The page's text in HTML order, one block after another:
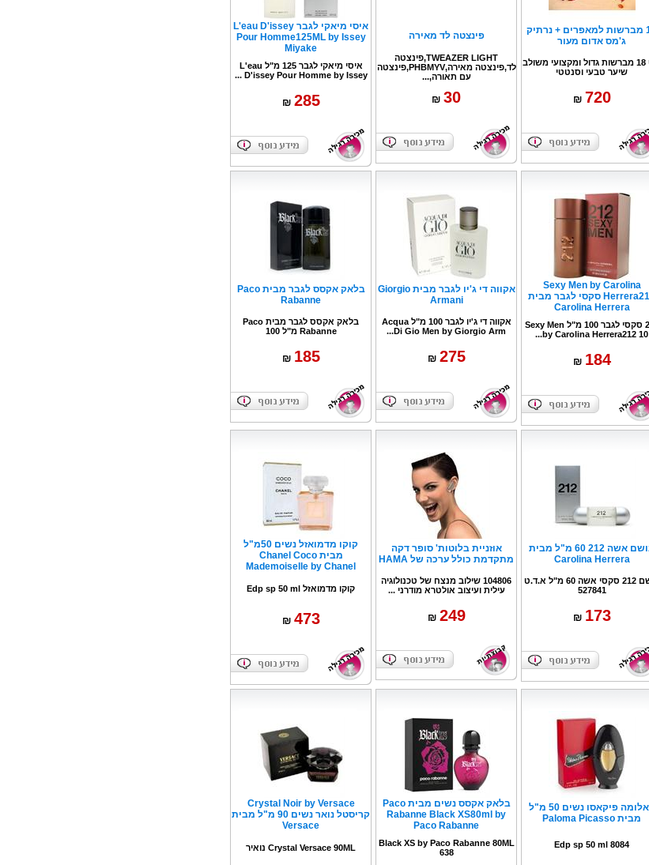
18 מברשות למאפרים + נרתיק
ג'מס אדום מעור
סט 18 מברשות גדול ומקצועי משולב
שיער טבעי וסנטטי
720
₪
פינצטה לד מאירה
TWEAZER LIGHT,פינצטה
לד,פינצטה מאירה,PHBMYV,פינצטה
עם תאורה,...
30
₪
איסי מיאקי לגבר L'eau D'issey
Pour Homme125ML by Issey
Miyake
איסי מיאקי לגבר 125 מ"ל L'eau
D'issey Pour Homme by Issey ...
285
₪
Sexy Men by Carolina
Herrera212 סקסי לגבר מבית
Carolina Herrera
212 סקסי לגבר 100 מ"ל Sexy Men
by Carolina Herrera212 10...
184
₪
אקווה די ג'יו לגבר מבית Giorgio
Armani
אקווה די ג'יו לגבר 100 מ"ל Acqua
Di Gio Men by Giorgio Arm...
275
₪
בלאק אקסס לגבר מבית Paco
Rabanne
בלאק אקסס לגבר מבית Paco
Rabanne מ"ל 100
185
₪
בושם אשה 212 60 מ"ל מבית
Carolina Herrera
בושם 212 סקסי אשה 60 מ"ל א.ד.ט
527841
173
₪
אוזניית בלוטות' סופר דקה
מתקדמת כולל ערכה של HAMA
104806 שילוב מנצח של טכנולוגיה
עילית ועיצוב אולטרא מודרני ...
249
₪
קוקו מדמואזל נשים 50מ"ל
מבית Chanel Coco
Mademoiselle by Chanel
קוקו מדמואזל Edp sp 50 ml
473
₪
פאלומה פיקאסו נשים 50 מ"ל
מבית Paloma Picasso
Edp sp 50 ml 8084
בלאק אקסס נשים מבית Paco
Rabanne Black XS80ml by
Paco Rabanne
Black XS by Paco Rabanne 80ML
638
Crystal Noir by Versace
קריסטל נואר נשים 90 מ"ל מבית
Versace
Crystal Versace 90ML נואיר